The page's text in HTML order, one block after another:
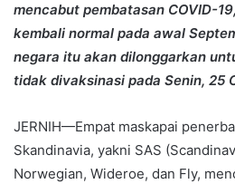
mencabut pembatasan COVID-
kembali normal pada awal
negara itu akan dilonggarkan
tidak divaksinasi pada Senin, 25
JERNIH—Empat maskapai
Skandinavia, yakni SAS
Norwegian, Wideroe, dan Fly,